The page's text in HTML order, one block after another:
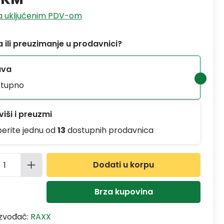
uključenim PDV-om
ili preuzimanje u prodavnici?
i preuzmi
jednu od13 dostupnih prodavnica
proizvoda: Unesite željenu
Dodati u korpu
Brza kupovina
RAXX